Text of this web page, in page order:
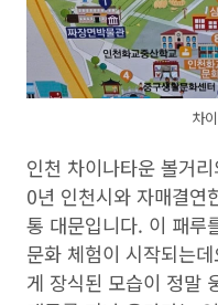
차
인천 차이나타운 볼거리
0년 인천시와 자매결연
통 대문입니다. 이 패루
문화 체험이 시작되는
게 장식된 모습이 정말